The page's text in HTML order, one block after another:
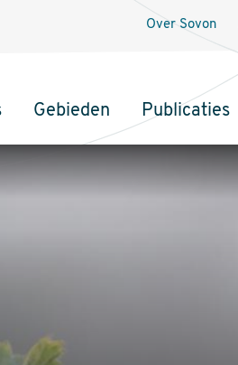
Gebieden Publicaties
Over Sovon